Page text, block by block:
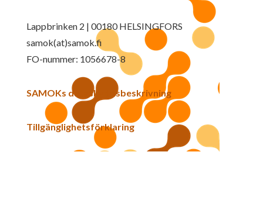
Lappbrinken 2 | 00180 HELSINGFORS
samok(at)samok.fi
FO-nummer: 1056678-8
SAMOKs dataskyddsbeskrivning
Tillgänglighetsförklaring